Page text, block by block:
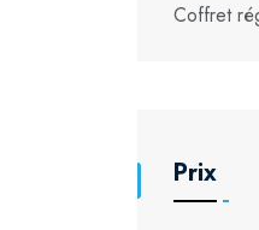
Coffret
Prix